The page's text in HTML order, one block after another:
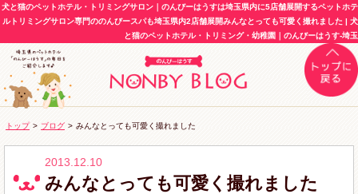
犬と猫のペットホテル・トリミングサロン｜のんびーはうすは埼玉県内に5店舗展開するペットホテ
ルトリミングサロン専門ののんびースパも埼玉県内2店舗展開みんなとっても可愛く撮れました | 犬
と猫のペットホテル・トリミング・幼稚園｜のんびーはうす-埼玉
トップ > ブログ > みんなとっても可愛く撮れました
2013.12.10
みんなとっても可愛く撮れました